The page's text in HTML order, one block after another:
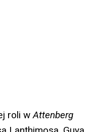
roli wAttenberg